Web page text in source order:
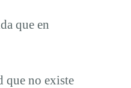
que en
que no existe